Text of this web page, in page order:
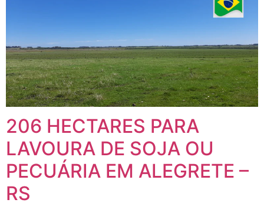
206 HECTARES PARA
LAVOURA DE SOJA OU
PECUÁRIA EM ALEGRETE –
RS